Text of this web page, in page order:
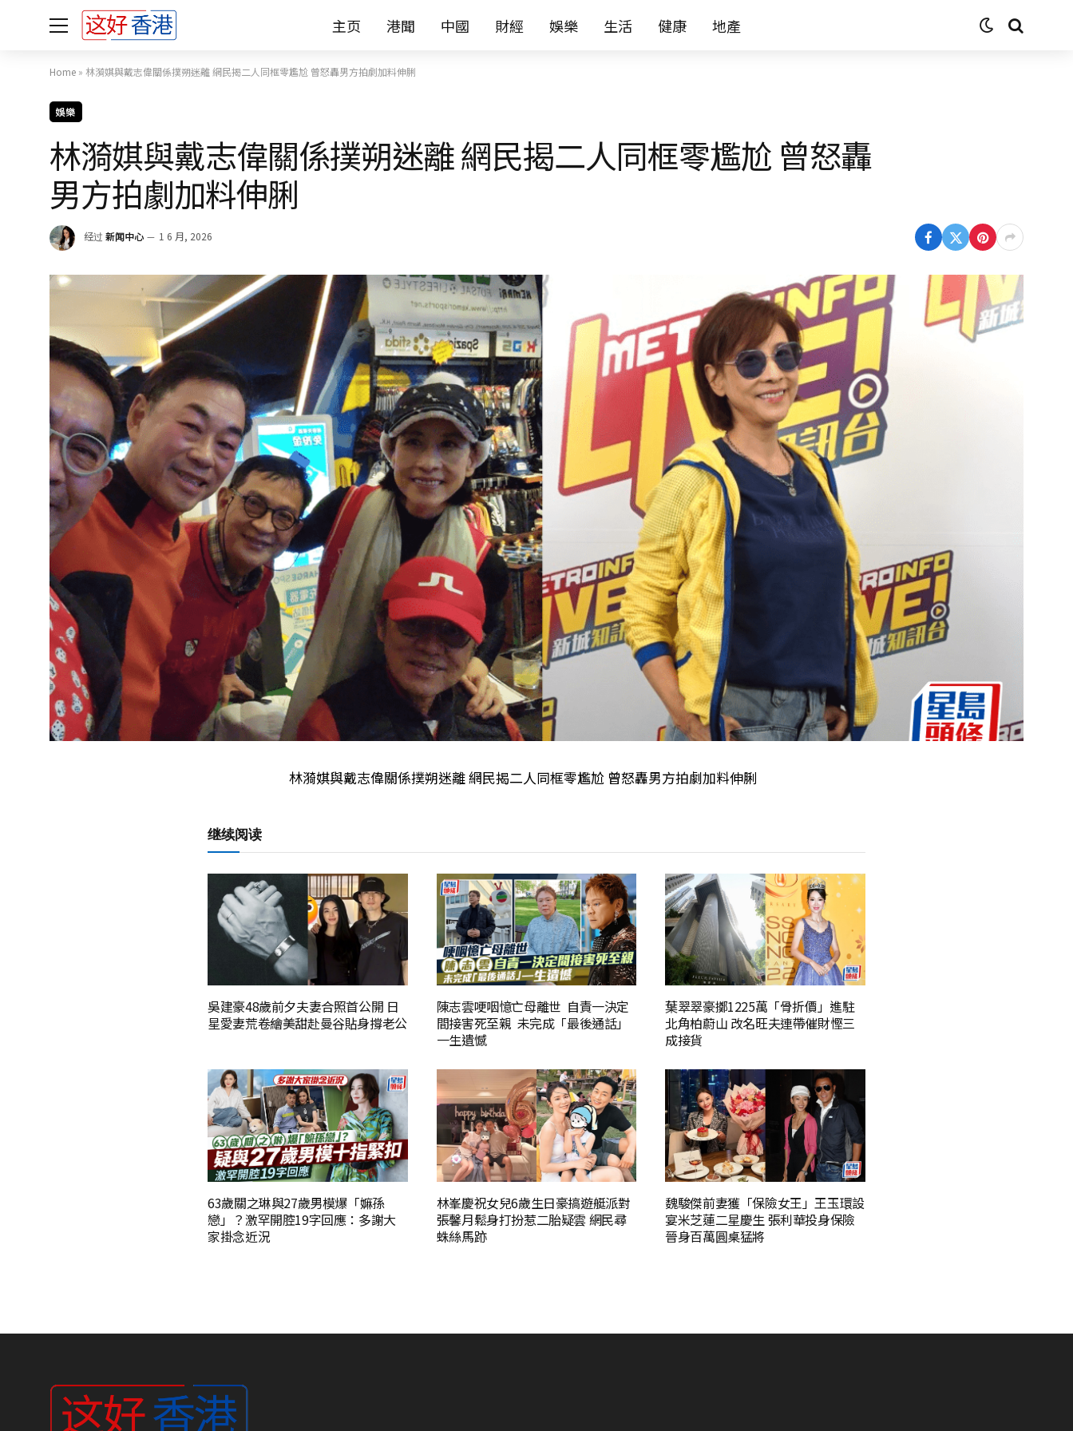
主页 港聞 中國 財經 娛樂 生活 健康 地產
Home » 林漪娸與戴志偉關係撲朔迷離 網民揭二人同框零尷尬 曾怒轟男方拍劇加料伸脷
娛樂
林漪娸與戴志偉關係撲朔迷離 網民揭二人同框零尷尬 曾怒轟
男方拍劇加料伸脷
经过 新闻中心 1 6 月, 2026
林漪娸與戴志偉關係撲朔迷離 網民揭二人同框零尷尬 曾怒轟男方拍劇加料伸脷
继续阅读
吳建豪48歲前夕夫妻合照首公開 日
星愛妻荒卷繪美甜赴曼谷貼身撐老公
陳志雲哽咽憶亡母離世 自責一決定
間接害死至親 未完成「最後通話」
一生遺憾
葉翠翠豪擲1225萬「骨折價」進駐
北角柏蔚山 改名旺夫連帶催財慳三
成接貨
63歲關之琳與27歲男模爆「嫲孫
戀」？激罕開腔19字回應：多謝大
家掛念近況
林峯慶祝女兒6歲生日豪搞遊艇派對
張馨月鬆身打扮惹二胎疑雲 網民尋
蛛絲馬跡
魏駿傑前妻獲「保險女王」王玉環設
宴米芝蓮二星慶生 張利華投身保險
晉身百萬圓桌猛將